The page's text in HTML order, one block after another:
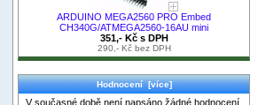
ARDUINO MEGA2560 PRO Embed
CH340G/ATMEGA2560-16AU mini
351,- Kč s DPH
290,- Kč bez DPH
Hodnocení [více]
V současné době není napsáno žádné hodnocení.